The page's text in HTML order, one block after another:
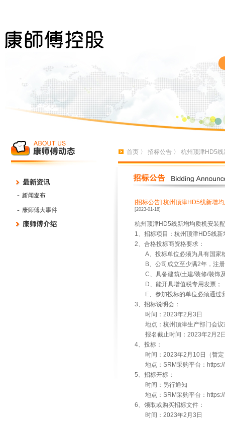
首页 〉 招标公告 〉 杭州顶津HD5
[招标公告] 杭州顶津HD5线新增
[2023-01-18]
杭州顶津HD5线新增均质机安装
1、招标项目：杭州顶津HD5线
2、合格投标商资格要求：
A、投标单位必须为具有国家
B、公司成立至少满2年，注册
C、具备建筑/土建/装修/装饰
D、能开具增值税专用发票；
E、参加投标的单位必须通过
3、招标说明会：
时间：2023年2月3日
地点：杭州顶津生产部门会议
报名截止时间：2023年2月2
4、投标：
时间：2023年2月10日（暂定
地点：SRM采购平台：https://
5、招标开标：
时间：另行通知
地点：SRM采购平台：https://
6、领取或购买招标文件：
时间：2023年2月3日